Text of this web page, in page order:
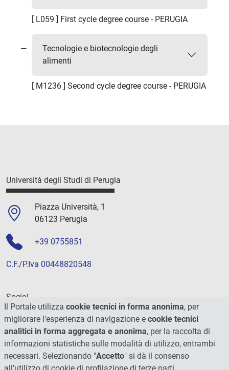
[ L059 ] First cycle degree course - PERUGIA
Tecnologie e biotecnologie degli
alimenti
[ M1236 ] Second cycle degree course - PERUGIA
Università degli Studi di Perugia
Piazza Università, 1
06123 Perugia
+39 0755851
C.F./P.Iva 00448820548
Social
Il Portale utilizza cookie tecnici in forma anonima, per
migliorare l'esperienza di navigazione e cookie tecnici
analitici in forma aggregata e anonima, per la raccolta di
informazioni statistiche sulle modalità di utilizzo, entrambi
necessari. Selezionando "Accetto" si dà il consenso